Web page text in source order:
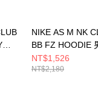
NIKE AS M NK
BB FZ HOODIE
帽上衣
NT$1,526
NT$2,180